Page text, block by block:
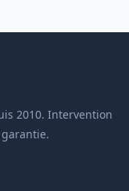
2010. Intervention